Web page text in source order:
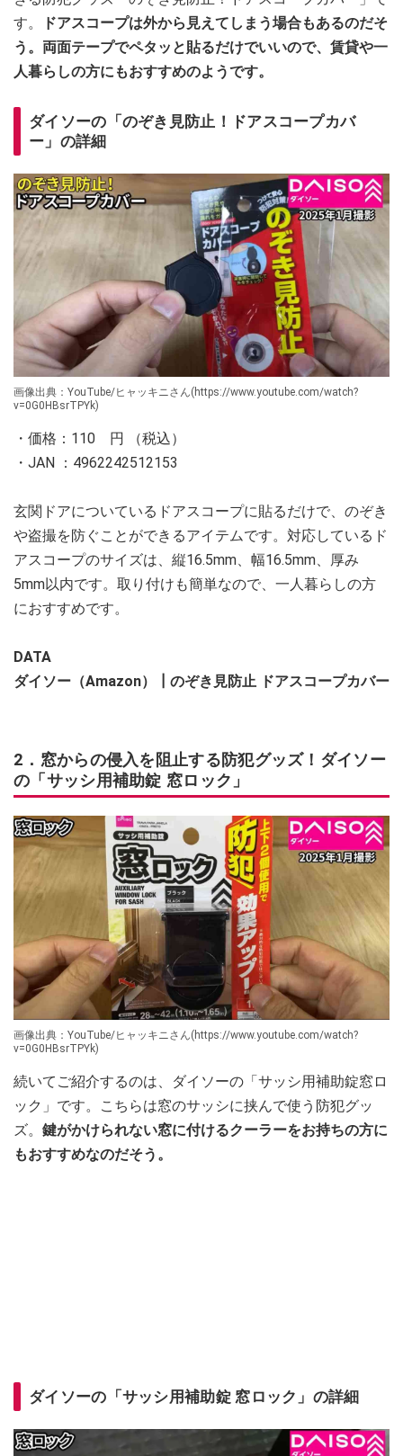
す。
ドアスコープは外から見えてしまう場合もあるのだそ
う。両面テープでペタッと貼るだけでいいので、賃貸や一
人暮らしの方にもおすすめのようです。
ダイソーの「のぞき見防止！ドアスコープカバ
ー」の詳細
画像出典：YouTube/ヒャッキニさん(https://www.youtube.com/watch?
v=0G0HBsrTPYk)
・価格：110 円 （税込）
・JAN ：4962242512153
玄関ドアについているドアスコープに貼るだけで、のぞき
や盗撮を防ぐことができるアイテムです。対応しているド
アスコープのサイズは、縦16.5mm、幅16.5mm、厚み
5mm以内です。取り付けも簡単なので、一人暮らしの方
におすすめです。
DATA
ダイソー（Amazon）┃のぞき見防止 ドアスコープカバー
2．窓からの侵入を阻止する防犯グッズ！ダイソー
の「サッシ用補助錠 窓ロック」
画像出典：YouTube/ヒャッキニさん(https://www.youtube.com/watch?
v=0G0HBsrTPYk)
続いてご紹介するのは、ダイソーの「サッシ用補助錠窓ロ
ック」です。こちらは窓のサッシに挟んで使う防犯グッ
ズ。 鍵がかけられない窓に付けるクーラーをお持ちの方に
もおすすめなのだそう。
ダイソーの「サッシ用補助錠 窓ロック」の詳細